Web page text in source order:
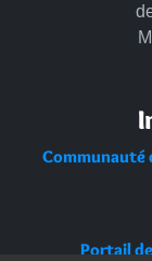
Communauté
Portail